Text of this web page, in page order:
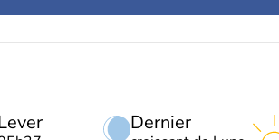
Dernier